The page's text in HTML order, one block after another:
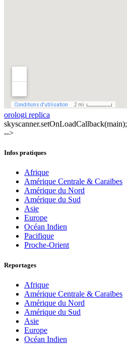
orologi replica
skyscanner.setOnLoadCallback(main);
-->
Infos pratiques
Afrique
Amérique Centrale & Caraïbes
Amérique du Nord
Amérique du Sud
Asie
Europe
Océan Indien
Pacifique
Proche-Orient
Reportages
Afrique
Amérique Centrale & Caraïbes
Amérique du Nord
Amérique du Sud
Asie
Europe
Océan Indien